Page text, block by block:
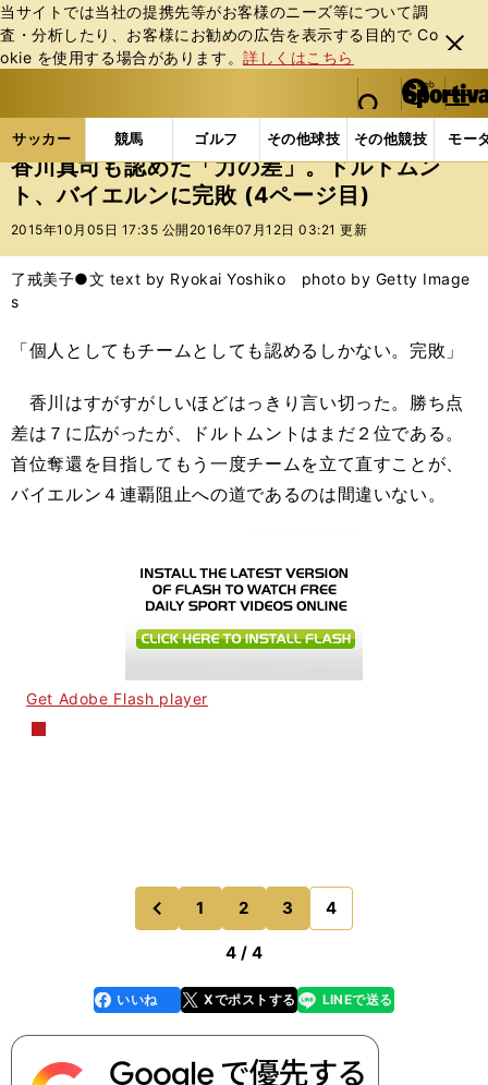
当サイトでは当社の提携先等がお客様のニーズ等について調
査・分析したり、お客様にお勧めの広告を表⽰する⽬的で Co
okie を使⽤する場合があります。詳しくはこちら
閉じ
る
web Sportiva (webスポルティーバ)
検索
マイペ
ー
ジ
メニュ
サッカー 競馬 ゴルフ その他球技 その他競技 モー
ス
ポ
ル
バ
サッカーの記事一覧 海外サッカー 海外サッカー
香川真司も認めた「力の差」。ドルトムン
ト、バイエルンに完敗 (4ページ目)
2015年10月05日 17:35 公開 2016年07月12日 03:21 更新
了戒美子●文 text by Ryokai Yoshiko photo by Getty Image
s
「個人としてもチームとしても認めるしかない。完敗」
香川はすがすがしいほどはっきり言い切った。勝ち点
差は７に広がったが、ドルトムントはまだ２位である。
首位奪還を目指してもう一度チームを立て直すことが、
バイエルン４連覇阻止への道であるのは間違いない。
Get Adobe Flash player
前
のページへ
1 2 3 4
4 / 4
faceboo
k
いいね Xでポストする
line LINEで送る